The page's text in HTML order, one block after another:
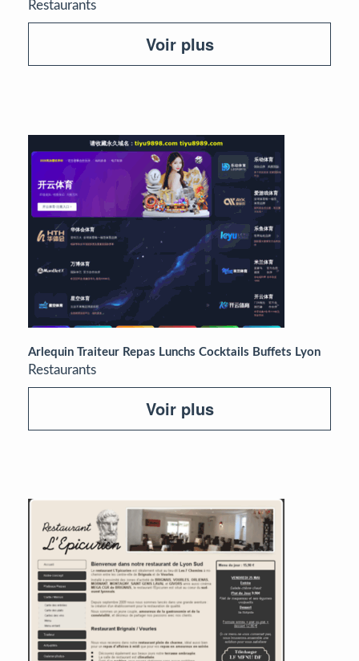
Restaurants
Voir plus
Arlequin Traiteur Repas Lunchs Cocktails Buffets Lyon
Restaurants
Voir plus